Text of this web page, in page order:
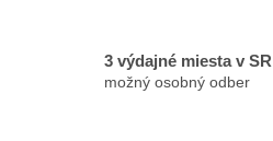
3 výdajné miesta v SR
možný osobný odber